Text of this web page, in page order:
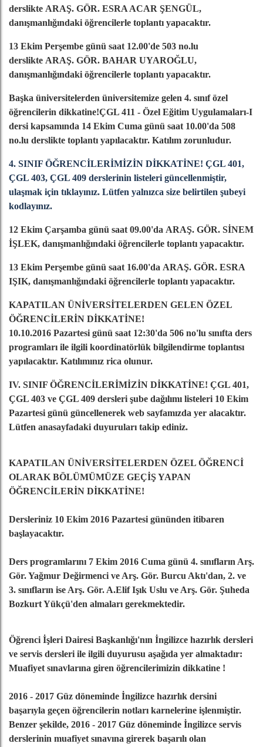
derslikte ARAŞ. GÖR. ESRA ACAR ŞENGÜL,
danışmanlığındaki öğrencilerle toplantı yapacaktır.
13 Ekim Perşembe günü saat 12.00'de 503 no.lu
derslikte ARAŞ. GÖR. BAHAR UYAROĞLU,
danışmanlığındaki öğrencilerle toplantı yapacaktır.
Başka üniversitelerden üniversitemize gelen 4. sınıf özel
öğrencilerin dikkatine!ÇGL 411 - Özel Eğitim Uygulamaları-I
dersi kapsamında 14 Ekim Cuma günü saat 10.00'da 508
no.lu derslikte toplantı yapılacaktır. Katılım zorunludur.
4. SINIF ÖĞRENCİLERİMİZİN DİKKATİNE! ÇGL 401,
ÇGL 403, ÇGL 409 derslerinin listeleri güncellenmiştir,
ulaşmak için tıklayınız. Lütfen yalnızca size belirtilen şubeyi
kodlayınız.
12 Ekim Çarşamba günü saat 09.00'da ARAŞ. GÖR. SİNEM
İŞLEK, danışmanlığındaki öğrencilerle toplantı yapacaktır.
13 Ekim Perşembe günü saat 16.00'da ARAŞ. GÖR. ESRA
IŞIK, danışmanlığındaki öğrencilerle toplantı yapacaktır.
KAPATILAN ÜNİVERSİTELERDEN GELEN ÖZEL
ÖĞRENCİLERİN DİKKATİNE!
10.10.2016 Pazartesi günü saat 12:30'da 506 no'lu sınıfta ders
programları ile ilgili koordinatörlük bilgilendirme toplantısı
yapılacaktır. Katılımınız rica olunur.
IV. SINIF ÖĞRENCİLERİMİZİN DİKKATİNE! ÇGL 401,
ÇGL 403 ve ÇGL 409 dersleri şube dağılımı listeleri 10 Ekim
Pazartesi günü güncellenerek web sayfamızda yer alacaktır.
Lütfen anasayfadaki duyuruları takip ediniz.
KAPATILAN ÜNİVERSİTELERDEN ÖZEL ÖĞRENCİ
OLARAK BÖLÜMÜMÜZE GEÇİŞ YAPAN
ÖĞRENCİLERİN DİKKATİNE!
Dersleriniz 10 Ekim 2016 Pazartesi gününden itibaren
başlayacaktır.
Ders programlarını 7 Ekim 2016 Cuma günü 4. sınıfların Arş.
Gör. Yağmur Değirmenci ve Arş. Gör. Burcu Aktı'dan, 2. ve
3. sınıfların ise Arş. Gör. A.Elif Işık Uslu ve Arş. Gör. Şuheda
Bozkurt Yükçü'den almaları gerekmektedir.
Öğrenci İşleri Dairesi Başkanlığı'nın İngilizce hazırlık dersleri
ve servis dersleri ile ilgili duyurusu aşağıda yer almaktadır:
Muafiyet sınavlarına giren öğrencilerimizin dikkatine !
2016 - 2017 Güz döneminde İngilizce hazırlık dersini
başarıyla geçen öğrencilerin notları karnelerine işlenmiştir.
Benzer şekilde, 2016 - 2017 Güz döneminde İngilizce servis
derslerinin muafiyet sınavına girerek başarılı olan